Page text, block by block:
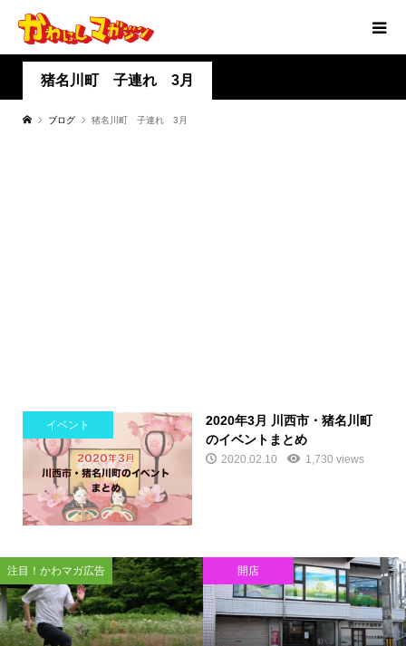
猪名川町 子連れ 3月
ブログ 猪名川町 子連れ 3月
イベント
2020年3月 川西市・猪名川町
のイベントまとめ
2020.02.10 1,730 views
注目！かわマガ広告 開店